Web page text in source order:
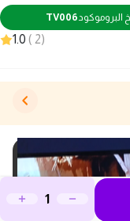
البروموكود TV006
(
2
)
1.0